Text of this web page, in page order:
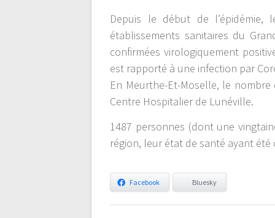
Depuis le début de
établissements sanitaires du
confirmées virologiquement
est rapporté à une infection par
En Meurthe-Et-Moselle, le
Centre Hospitalier de Lunéville.
1487 personnes (dont une
région, leur état de santé ayant
Facebook Bluesky